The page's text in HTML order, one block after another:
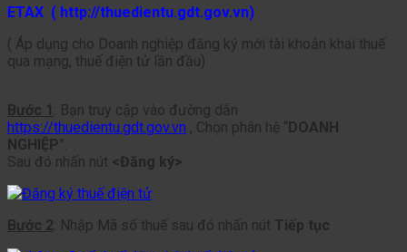
ETAX ( http://thuedientu.gdt.gov.vn)
( Áp dụng cho Doanh nghiệp đăng ký mới tài khoản khai thuế
qua mạng, thuế điện tử lần đầu)
Bước 1 : Bạn truy cập vào đường dẫn
https://thuedientu.gdt.gov.vn , Chọn phân hệ “DOANH
NGHIỆP”.
Sau đó nhấn nút <Đăng ký>
Bước 2: Nhập Mã số thuế sau đó nhấn nút Tiếp tục